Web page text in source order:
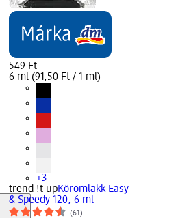
549 Ft
6 ml (91,50 Ft / 1 ml)
+3
trend !t upKörömlakk Easy
& Speedy 120, 6 ml
(61)